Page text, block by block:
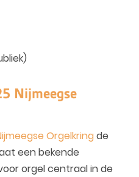
Nijmeegse
Orgelkringde
een bekende
orgel centraal in de